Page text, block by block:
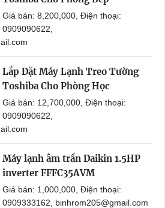
Giá bán: 8,200,000, Điện thoại:
0909090622,
Lắp Đặt Máy Lạnh Treo Tường
Toshiba Cho Phòng Học
Giá bán: 12,700,000, Điện thoại:
0909090622,
Máy lạnh âm trần Daikin 1.5HP
inverter FFFC35AVM
Giá bán: 1,000,000, Điện thoại:
0909333162, binhrom205@gmail.com